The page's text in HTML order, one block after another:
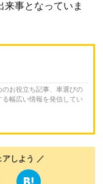
来事となっていま
お役立ち記事、車選びの
幅広い情報を発信してい
アしよう ／